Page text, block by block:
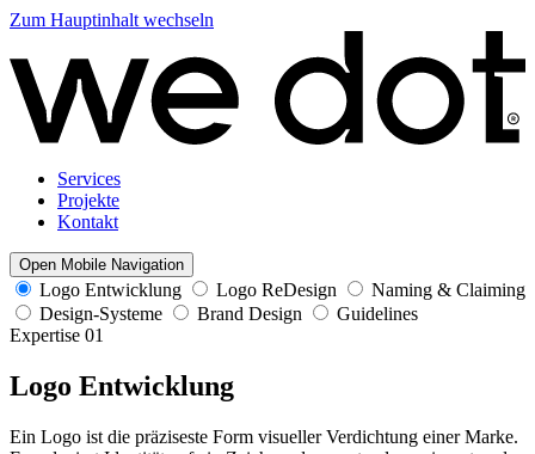
Zum Hauptinhalt wechseln
Services
Projekte
Kontakt
Open Mobile Navigation
Logo Entwicklung Logo ReDesign
Naming & Claiming
Design-Systeme
Brand Design
Guidelines
Expertise 01
Logo Entwicklung
Ein Logo ist die präziseste Form visueller Verdichtung einer Marke.